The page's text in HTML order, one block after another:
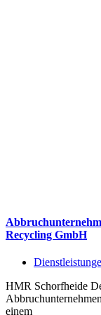
Recycling GmbH
HMR Schorfheide
einem